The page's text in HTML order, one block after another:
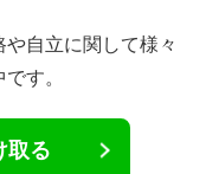
自立に関して様々
す。
取る